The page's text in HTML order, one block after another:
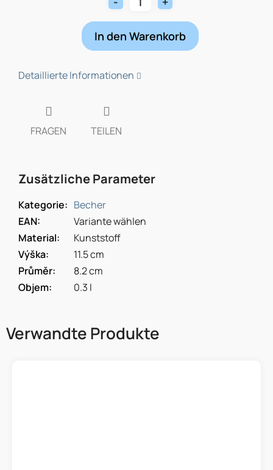
In den Warenkorb
Detaillierte Informationen
FRAGEN TEILEN
Zusätzliche Parameter
Kategorie: Becher
EAN:
Variante wählen
Material:
Kunststoff
Výška:
11.5 cm
Průměr:
8.2 cm
Objem: 0.3 l
Verwandte Produkte